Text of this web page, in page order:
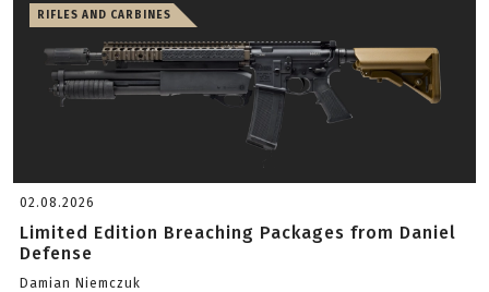
RIFLES AND CARBINES
02.08.2026
Limited Edition Breaching Packages from Daniel
Defense
Damian Niemczuk